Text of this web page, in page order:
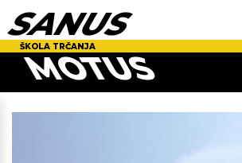
SANUS
ŠKOLA TRČANJA
MOTUS